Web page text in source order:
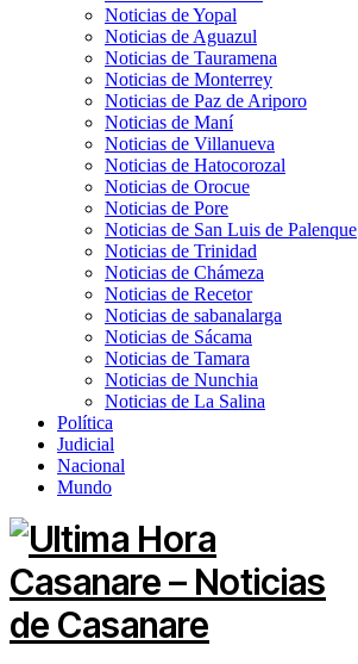
Noticias de Yopal
Noticias de Aguazul
Noticias de Tauramena
Noticias de Monterrey
Noticias de Paz de Ariporo
Noticias de Maní
Noticias de Villanueva
Noticias de Hatocorozal
Noticias de Orocue
Noticias de Pore
Noticias de San Luis de Palenque
Noticias de Trinidad
Noticias de Chámeza
Noticias de Recetor
Noticias de sabanalarga
Noticias de Sácama
Noticias de Tamara
Noticias de Nunchia
Noticias de La Salina
Política
Judicial
Nacional
Mundo